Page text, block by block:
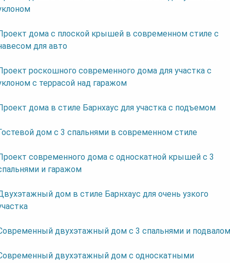
дома с плоской крышей в современном стиле с
для авто
роскошного современного дома для участка с
с террасой над гаражом
дома в стиле Барнхаус для участка с подъемом
дом с 3 спальнями в современном стиле
современного дома с односкатной крышей с 3
и гаражом
дом в стиле Барнхаус для очень узкого
двухэтажный дом с 3 спальнями и подвалом
двухэтажный дом с односкатными